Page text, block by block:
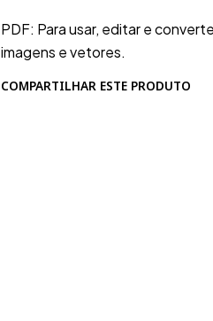
PDF: Para usar, editar e
imagens e vetores.
COMPARTILHAR ESTE PRODUTO